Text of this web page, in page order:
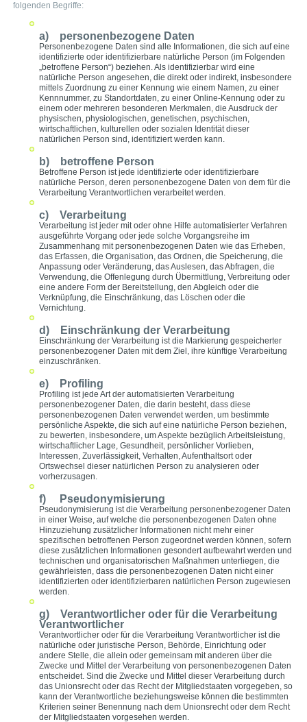
folgenden Begriffe:
a) personenbezogene Daten
Personenbezogene Daten sind alle Informationen, die sich auf eine
identifizierte oder identifizierbare natürliche Person (im Folgenden
„betroffene Person“) beziehen. Als identifizierbar wird eine
natürliche Person angesehen, die direkt oder indirekt, insbesondere
mittels Zuordnung zu einer Kennung wie einem Namen, zu einer
Kennnummer, zu Standortdaten, zu einer Online-Kennung oder zu
einem oder mehreren besonderen Merkmalen, die Ausdruck der
physischen, physiologischen, genetischen, psychischen,
wirtschaftlichen, kulturellen oder sozialen Identität dieser
natürlichen Person sind, identifiziert werden kann.
b) betroffene Person
Betroffene Person ist jede identifizierte oder identifizierbare
natürliche Person, deren personenbezogene Daten von dem für die
Verarbeitung Verantwortlichen verarbeitet werden.
c) Verarbeitung
Verarbeitung ist jeder mit oder ohne Hilfe automatisierter Verfahren
ausgeführte Vorgang oder jede solche Vorgangsreihe im
Zusammenhang mit personenbezogenen Daten wie das Erheben,
das Erfassen, die Organisation, das Ordnen, die Speicherung, die
Anpassung oder Veränderung, das Auslesen, das Abfragen, die
Verwendung, die Offenlegung durch Übermittlung, Verbreitung oder
eine andere Form der Bereitstellung, den Abgleich oder die
Verknüpfung, die Einschränkung, das Löschen oder die
Vernichtung.
d) Einschränkung der Verarbeitung
Einschränkung der Verarbeitung ist die Markierung gespeicherter
personenbezogener Daten mit dem Ziel, ihre künftige Verarbeitung
einzuschränken.
e) Profiling
Profiling ist jede Art der automatisierten Verarbeitung
personenbezogener Daten, die darin besteht, dass diese
personenbezogenen Daten verwendet werden, um bestimmte
persönliche Aspekte, die sich auf eine natürliche Person beziehen,
zu bewerten, insbesondere, um Aspekte bezüglich Arbeitsleistung,
wirtschaftlicher Lage, Gesundheit, persönlicher Vorlieben,
Interessen, Zuverlässigkeit, Verhalten, Aufenthaltsort oder
Ortswechsel dieser natürlichen Person zu analysieren oder
vorherzusagen.
f) Pseudonymisierung
Pseudonymisierung ist die Verarbeitung personenbezogener Daten
in einer Weise, auf welche die personenbezogenen Daten ohne
Hinzuziehung zusätzlicher Informationen nicht mehr einer
spezifischen betroffenen Person zugeordnet werden können, sofern
diese zusätzlichen Informationen gesondert aufbewahrt werden und
technischen und organisatorischen Maßnahmen unterliegen, die
gewährleisten, dass die personenbezogenen Daten nicht einer
identifizierten oder identifizierbaren natürlichen Person zugewiesen
werden.
g) Verantwortlicher oder für die Verarbeitung
Verantwortlicher
Verantwortlicher oder für die Verarbeitung Verantwortlicher ist die
natürliche oder juristische Person, Behörde, Einrichtung oder
andere Stelle, die allein oder gemeinsam mit anderen über die
Zwecke und Mittel der Verarbeitung von personenbezogenen Daten
entscheidet. Sind die Zwecke und Mittel dieser Verarbeitung durch
das Unionsrecht oder das Recht der Mitgliedstaaten vorgegeben, so
kann der Verantwortliche beziehungsweise können die bestimmten
Kriterien seiner Benennung nach dem Unionsrecht oder dem Recht
der Mitgliedstaaten vorgesehen werden.